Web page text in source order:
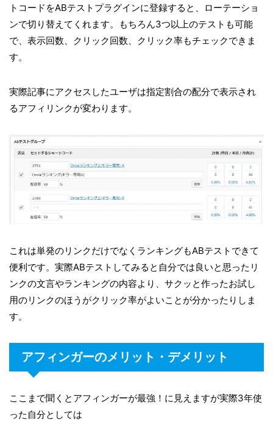
トコードをABテストプラグインに登録すると、ローテーショ
ンで切り替えてくれます。もちろん3つ以上のテストも可能
で、表示回数、クリック回数、クリック率もチェックできま
す。
実際記事にアクセスしたユーザは指定割合の配分で表示され
るアフィリンクが変わります。
これは単発のリンクだけでなくランキングもABテストできて
便利です。実際ABテストしてみると自分では良いと思ったリ
ンクの文言やランキングの内容より、サクッと作ったお試し
用のリンクのほうがクリック率がよいことが分かったりしま
す。
アフィンガーのメリット・デメリット
ここまで聞くとアフィンガーが最強！に見えますが実際3年使
った自分としては